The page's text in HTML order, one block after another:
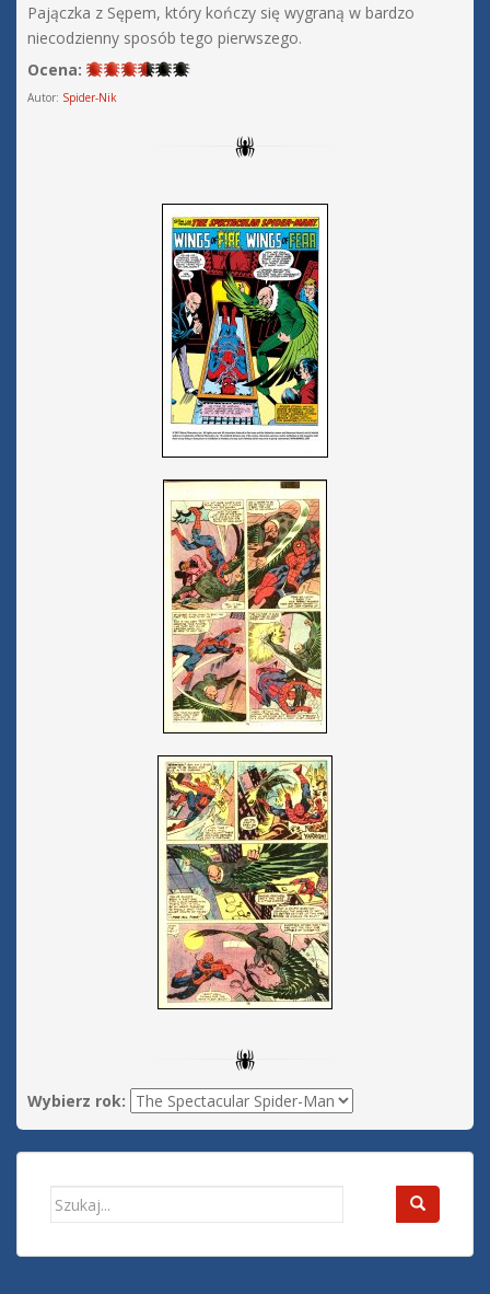
Pajączka z Sępem, który kończy się wygraną w bardzo
niecodzienny sposób tego pierwszego.
Ocena:
Autor: Spider-Nik
Wybierz rok:
Search